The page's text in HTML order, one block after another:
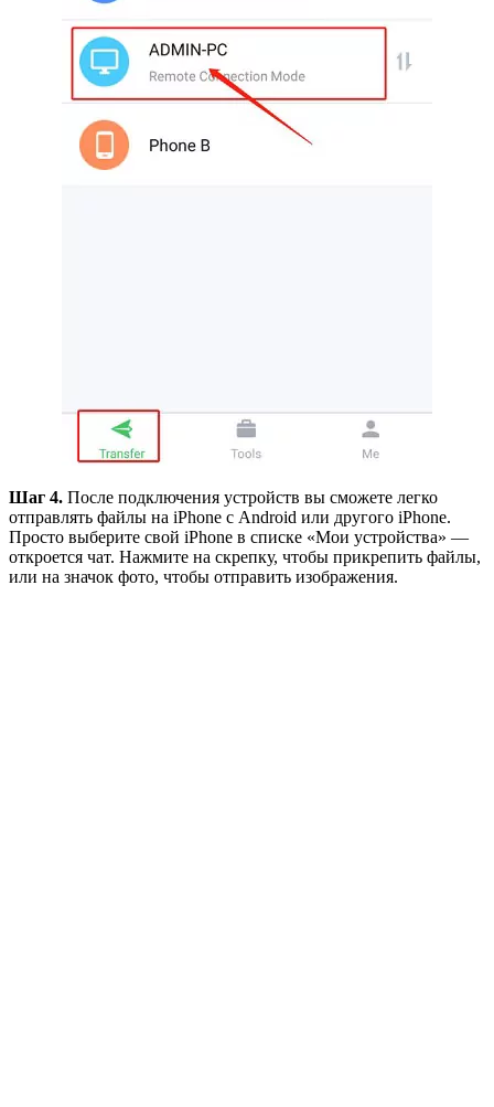
Шаг 4. После подключения устройств вы сможете легко
отправлять файлы на iPhone с Android или другого iPhone.
Просто выберите свой iPhone в списке «Мои устройства» —
откроется чат. Нажмите на скрепку, чтобы прикрепить файлы,
или на значок фото, чтобы отправить изображения.